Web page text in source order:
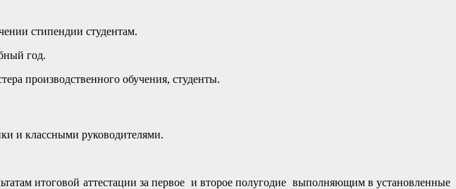
стипендии студентам.
год.
производственного обучения, студенты.
и классными руководителями.
итоговой аттестации за первое и второе полугодие выполняющим в установленные